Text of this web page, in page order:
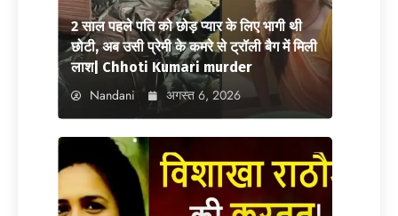
2 साल पहले पति को छोड़ प्यार के लिए भागी थी
छोटी, अब उसी प्रेमी के कमरे से ट्रॉली बैग में मिली
लाश| Chhoti Kumari murder
Nandani अगस्त 6, 2026